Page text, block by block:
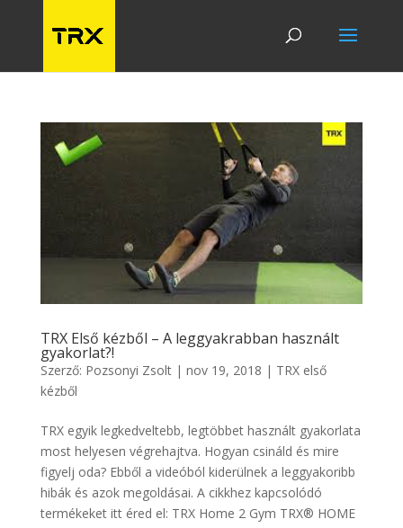
TRX Első kézből – A leggyakrabban használt
gyakorlat?!
Szerző: Pozsonyi Zsolt| nov 19, 2018 | TRX első
kézből
TRX egyik legkedveltebb, legtöbbet használt gyakorlata
most helyesen végrehajtva. Hogyan csináld és mire
figyelj oda? Ebből a videóból kiderülnek a leggyakoribb
hibák és azok megoldásai. A cikkhez kapcsolódó
termékeket itt éred el: TRX Home 2 Gym TRX® HOME